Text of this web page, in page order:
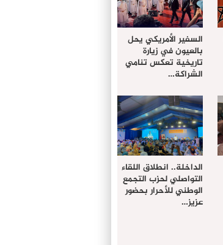
السفير الأمريكي يحل
بالعيون في زيارة
تاريخية تعكس تنامي
الشراكة…
الداخلة.. انطلاق اللقاء
التواصلي لحزب التجمع
الوطني للأحرار بحضور
عزيز…